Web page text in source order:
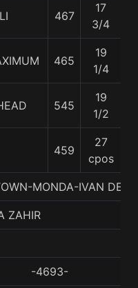
467
17
3/4
465
19
1/4
545
19
1/2
459
27
cpos
MONDA-IVAN
ZAHIR
-4693-